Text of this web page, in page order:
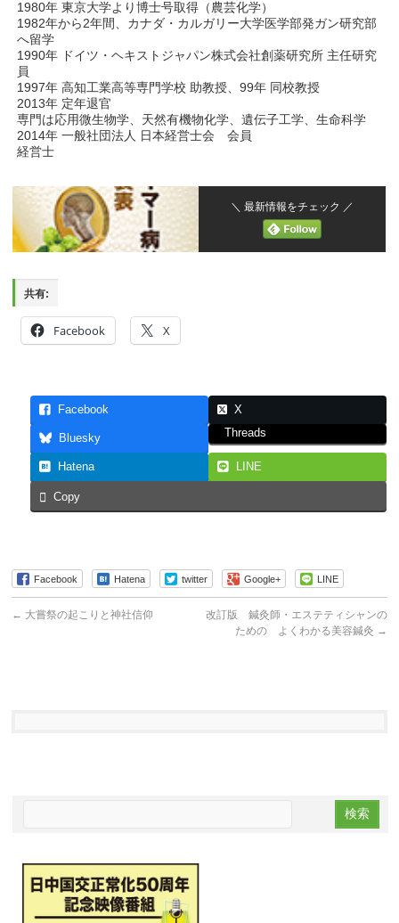
1980年 東京大学より博士号取得（農芸化学）
1982年から2年間、カナダ・カルガリー大学医学部発ガン研究部
へ留学
1990年 ドイツ・ヘキストジャパン株式会社創薬研究所 主任研究
員
1997年 高知工業高等専門学校 助教授、99年 同校教授
2013年 定年退官
専門は応用微生物学、天然有機物化学、遺伝子工学、生命科学
2014年 一般社団法人 日本経営士会 会員
経営士
＼ 最新情報をチェック ／
共有:
Facebook X
Facebook X
Bluesky Threads
Hatena LINE
Copy
Facebook Hatena twitter Google+ LINE
← 大嘗祭の起こりと神社信仰
改訂版 鍼灸師・エステティシャンの
ための よくわかる美容鍼灸 →